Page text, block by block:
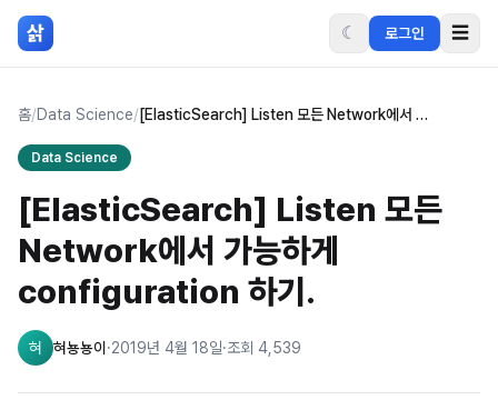
본문 바로가기
삵 ☾ 로그인 ☰
홈/Data Science/ [ElasticSearch] Listen 모든 Network에서 가능하게 configuration 하기.
Data Science
[ElasticSearch] Listen 모든
Network에서 가능하게
configuration 하기.
혀 혀뇽뇽이 ·2019년 4월 18일·조회 4,539